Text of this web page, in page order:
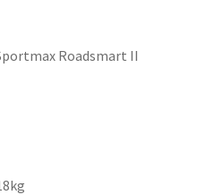
Roadsmart II